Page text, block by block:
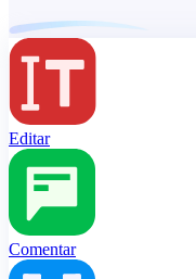
Editar
Comentar